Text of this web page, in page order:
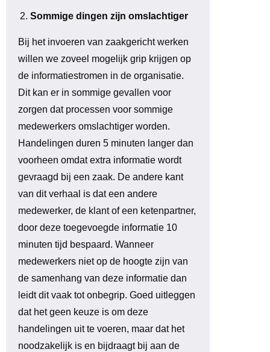
Sommige dingen zijn omslachtiger
Bij het invoeren van zaakgericht werken
willen we zoveel mogelijk grip krijgen op
de informatiestromen in de organisatie.
Dit kan er in sommige gevallen voor
zorgen dat processen voor sommige
medewerkers omslachtiger worden.
Handelingen duren 5 minuten langer dan
voorheen omdat extra informatie wordt
gevraagd bij een zaak. De andere kant
van dit verhaal is dat een andere
medewerker, de klant of een ketenpartner,
door deze toegevoegde informatie 10
minuten tijd bespaard. Wanneer
medewerkers niet op de hoogte zijn van
de samenhang van deze informatie dan
leidt dit vaak tot onbegrip. Goed uitleggen
dat het geen keuze is om deze
handelingen uit te voeren, maar dat het
noodzakelijk is en bijdraagt bij aan de